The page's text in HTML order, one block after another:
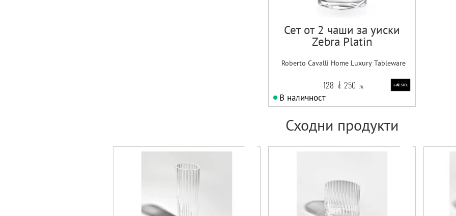
Сет от 2 чаши за уиски
Zebra Platin
Roberto Cavalli Home Luxury Tableware
128 € 250 лв.
В наличност
Сходни продукти